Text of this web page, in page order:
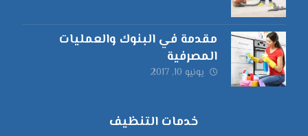
مقدمة في البنوك والعمليات
المصرفية
يونيو 10, 2017
خدمات التنظيف